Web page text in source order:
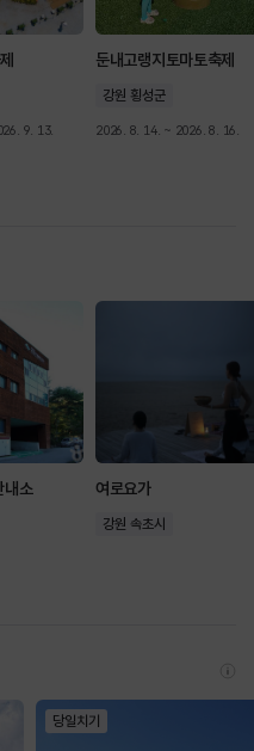
9. 13.
둔내고랭지토마토축제
강원 횡성군
2026. 8. 14. ~ 2026. 8. 16.
내소 여로요가
강원 속초시
당일치기